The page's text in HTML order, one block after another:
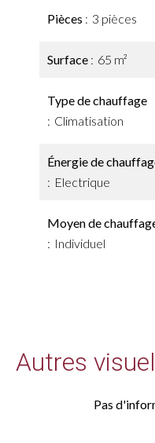
Pièces 3 pièces
Surface 65 m²
Type de chauffage
Climatisation
Énergie de
Electrique
Moyen de
Individuel
Autres
Pas